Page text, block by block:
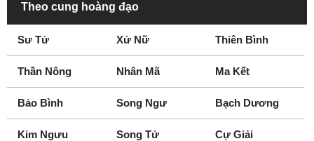
Theo cung hoàng đạo
Sư Tử Xử Nữ Thiên Bình
Thần Nông Nhân Mã Ma Kết
Bảo Bình Song Ngư Bạch Dương
Kim Ngưu Song Tử Cự Giải